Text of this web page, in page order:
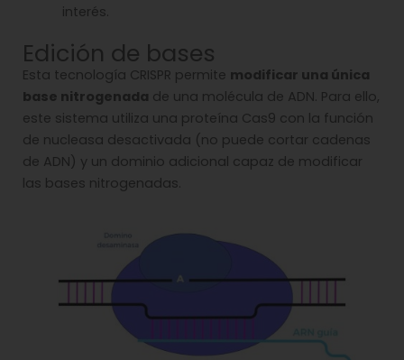
interés.
Edición de bases
Esta tecnología CRISPR permite modificar una única
base nitrogenada de una molécula de ADN. Para ello,
este sistema utiliza una proteína Cas9 con la función
de nucleasa desactivada (no puede cortar cadenas
de ADN) y un dominio adicional capaz de modificar
las bases nitrogenadas.